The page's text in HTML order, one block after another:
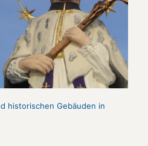
historischen Gebäuden in